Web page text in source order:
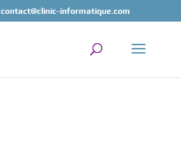
contact@clinic-informatique.com